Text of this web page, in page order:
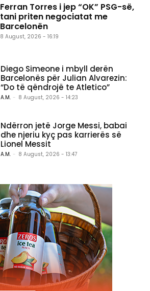
Ferran Torres i jep “OK” PSG-së,
tani priten negociatat me
Barcelonën
8 August, 2026 - 16:19
Diego Simeone i mbyll derën
Barcelonës për Julian Alvarezin:
“Do të qëndrojë te Atletico”
A.M. - 8 August, 2026 - 14:23
Ndërron jetë Jorge Messi, babai
dhe njeriu kyç pas karrierës së
Lionel Messit
A.M. - 8 August, 2026 - 13:47